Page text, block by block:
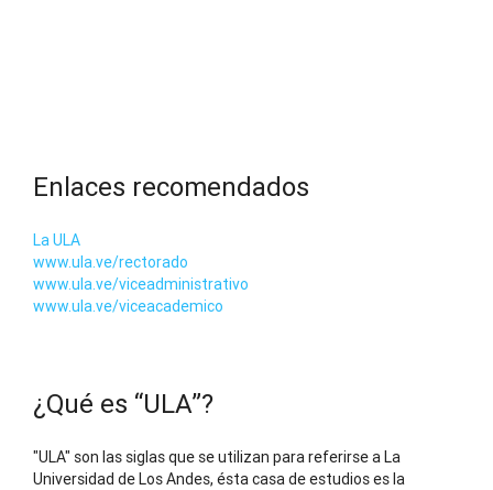
Enlaces recomendados
La ULA
www.ula.ve/rectorado
www.ula.ve/viceadministrativo
www.ula.ve/viceacademico
¿Qué es “ULA”?
"ULA" son las siglas que se utilizan para referirse a La
Universidad de Los Andes, ésta casa de estudios es la